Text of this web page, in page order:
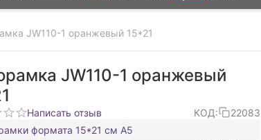
JW110-1 оранжевый 15*21
JW110-1 оранжевый
Написать отзыв КОД:
22083
формата 15*21 см А5